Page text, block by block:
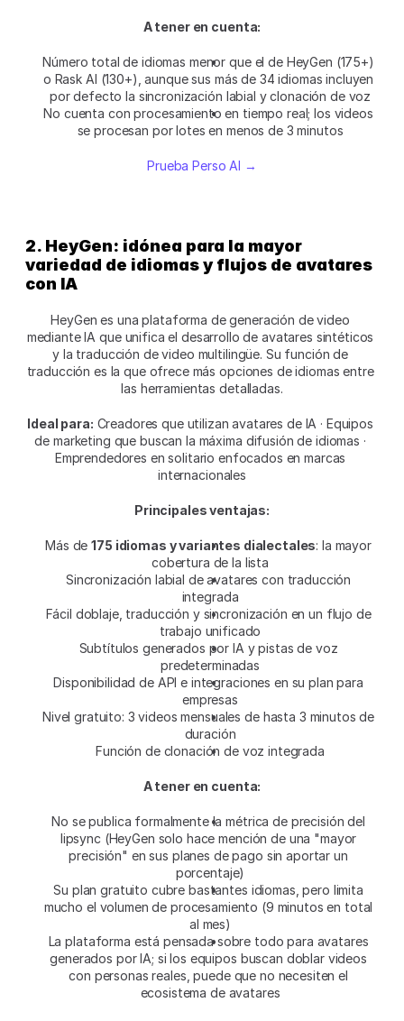
A tener en cuenta:
Número total de idiomas menor que el de HeyGen (175+)
o Rask AI (130+), aunque sus más de 34 idiomas incluyen
por defecto la sincronización labial y clonación de voz
No cuenta con procesamiento en tiempo real; los videos
se procesan por lotes en menos de 3 minutos
Prueba Perso AI →
2. HeyGen: idónea para la mayor
variedad de idiomas y flujos de avatares
con IA
HeyGen es una plataforma de generación de video
mediante IA que unifica el desarrollo de avatares sintéticos
y la traducción de video multilingüe. Su función de
traducción es la que ofrece más opciones de idiomas entre
las herramientas detalladas.
Ideal para: Creadores que utilizan avatares de IA · Equipos
de marketing que buscan la máxima difusión de idiomas ·
Emprendedores en solitario enfocados en marcas
internacionales
Principales ventajas:
Más de 175 idiomas y variantes dialectales: la mayor
cobertura de la lista
Sincronización labial de avatares con traducción
integrada
Fácil doblaje, traducción y sincronización en un flujo de
trabajo unificado
Subtítulos generados por IA y pistas de voz
predeterminadas
Disponibilidad de API e integraciones en su plan para
empresas
Nivel gratuito: 3 videos mensuales de hasta 3 minutos de
duración
Función de clonación de voz integrada
A tener en cuenta:
No se publica formalmente la métrica de precisión del
lipsync (HeyGen solo hace mención de una "mayor
precisión" en sus planes de pago sin aportar un
porcentaje)
Su plan gratuito cubre bastantes idiomas, pero limita
mucho el volumen de procesamiento (9 minutos en total
al mes)
La plataforma está pensada sobre todo para avatares
generados por IA; si los equipos buscan doblar videos
con personas reales, puede que no necesiten el
ecosistema de avatares